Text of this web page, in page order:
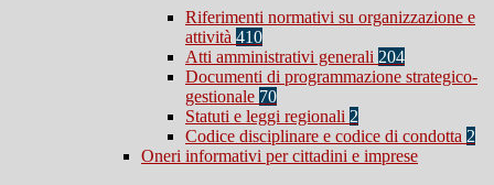
Riferimenti normativi su organizzazione e
attività 410
Atti amministrativi generali 204
Documenti di programmazione strategico-
gestionale 70
Statuti e leggi regionali 2
Codice disciplinare e codice di condotta 2
Oneri informativi per cittadini e imprese